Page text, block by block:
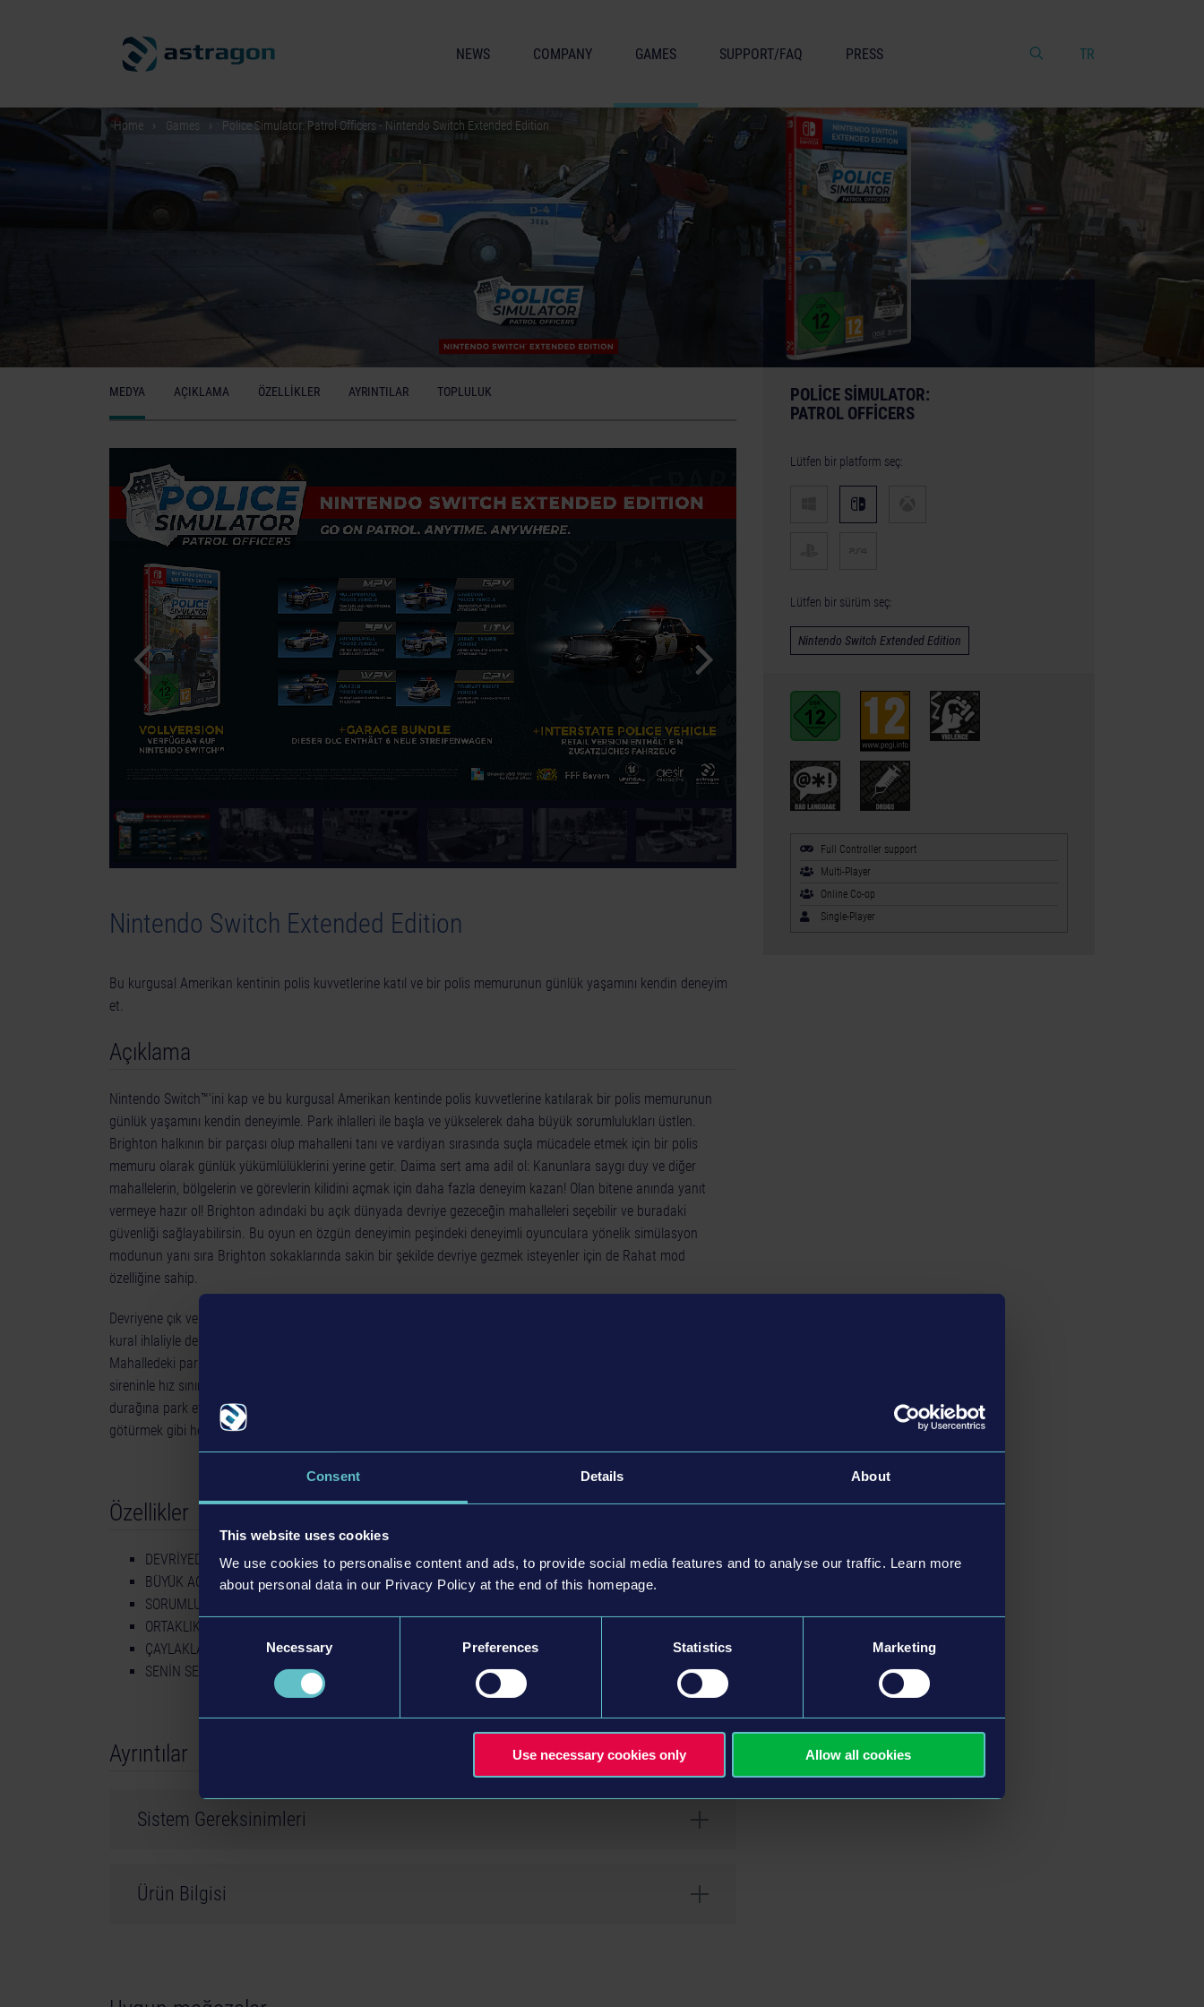
Consent Details About
This website uses cookies
We use cookies to personalise content and ads, to provide social media features and to analyse our traffic. Learn more
about personal data in our Privacy Policy at the end of this homepage.
Consent
Selection
Necessary Preferences Statistics Marketing
Use necessary cookies only Allow all cookies
TR
NEWS COMPANY GAMES SUPPORT/FAQ PRESS
Home Games Police Simulator: Patrol Officers - Nintendo Switch Extended Edition
POLICE SIMULATOR:
PATROL OFFICERS
Lütfen bir platform seç:
Lütfen bir sürüm seç:
Nintendo Switch Extended Edition
Full Controller support
Multi-Player
Online Co-op
Single-Player
MEDYA AÇIKLAMA ÖZELLIKLER AYRINTILAR TOPLULUK
Nintendo Switch Extended Edition
Bu kurgusal Amerikan kentinin polis kuvvetlerine katıl ve bir polis memurunun günlük yaşamını kendin deneyim
et.
Açıklama
Nintendo Switch™'ini kap ve bu kurgusal Amerikan kentinde polis kuvvetlerine katılarak bir polis memurunun
günlük yaşamını kendin deneyimle. Park ihlalleri ile başla ve yükselerek daha büyük sorumlulukları üstlen.
Brighton halkının bir parçası olup mahalleni tanı ve vardiyan sırasında suçla mücadele etmek için bir polis
memuru olarak günlük yükümlülüklerini yerine getir. Daima sert ama adil ol: Kanunlara saygı duy ve diğer
mahallelerin, bölgelerin ve görevlerin kilidini açmak için daha fazla deneyim kazan! Olan bitene anında yanıt
vermeye hazır ol! Brighton adındaki bu açık dünyada devriye gezeceğin mahalleleri seçebilir ve buradaki
güvenliği sağlayabilirsin. Bu oyun en özgün deneyimin peşindeki deneyimli oyunculara yönelik simülasyon
modunun yanı sıra Brighton sokaklarında sakin bir şekilde devriye gezmek isteyenler için de Rahat mod
özelliğine sahip.
Devriyene çık ve vardiyana ceza kesmekle başla ama gözlerinin önünde gerçekleşebilecek kazalar gibi her çeşit
kural ihlaliyle de başa çıkmaya hazır ol! Capcanlı ve hareketli bu şehirde birçok farklı görev seni bekliyor.
Mahalledeki parkta yapılan uyuşturucu ticaretine engel ol, yasadışı duvar resmi yapan grafiticileri kovala, polis
sireninle hız sınırını aşan araçları durdur ve hatta trafik kazalarını yol bariyerleri ve konilerle çevrele. Otobüs
durağına park etmiş bir araba gibi küçük durumlardan tut şüphelileri gözaltına almak ve onları gözaltı hücresine
götürmek gibi her türlü şeye hazırlıklı ol. Görevlerin senin sorumluluğundur!
Özellikler
DEVRİYEDE: Bir polis memurunun günlük yaşamını bizzat deneyimle
BÜYÜK AÇIK DÜNYA: Her biri ayrı atmosfere sahip birçok mahallenin olduğu 3 bölge.
SORUMLULUKLAR: En az 50 farklı ihlal ve suç
ORTAKLIK: Birlikte devriyeye çıkmak için bir arkadaşını davet et
ÇAYLAKLAR İÇİN: İhlalleri saptamanı sağlayan önsezi sistemi
SENİN SEÇİMİN: Rahat ve simülasyon modlarından istediğini seç
Ayrıntılar
Sistem Gereksinimleri
Ürün Bilgisi